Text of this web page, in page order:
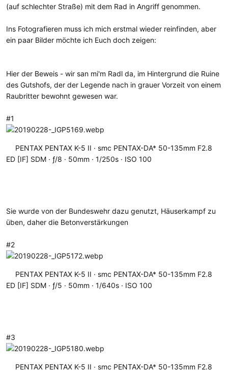
(auf schlechter Straße) mit dem Rad in Angriff genommen.
Ins Fotografieren muss ich mich erstmal wieder reinfinden, aber
ein paar Bilder möchte ich Euch doch zeigen:
Hier der Beweis - wir san mi'm Radl da, im Hintergrund die Ruine
des Gutshofs, der der Legende nach in grauer Vorzeit von einem
Raubritter bewohnt gewesen war.
#1
PENTAX PENTAX K-5 II
smc PENTAX-DA* 50-135mm F2.8
ED [IF] SDM
ƒ/8 50mm 1/250s ISO 100
Sie wurde von der Bundeswehr dazu genutzt, Häuserkampf zu
üben, daher die Betonverstärkungen
#2
PENTAX PENTAX K-5 II
smc PENTAX-DA* 50-135mm F2.8
ED [IF] SDM
ƒ/5 50mm 1/640s ISO 100
#3
PENTAX PENTAX K-5 II
smc PENTAX-DA* 50-135mm F2.8